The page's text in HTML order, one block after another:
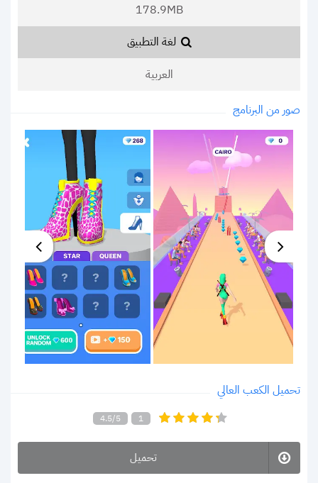
178.9MB
لغة التطبيق
العربية
صور من البرنامج
تحميل الكعب العالي
4.5/5 1
تحميل